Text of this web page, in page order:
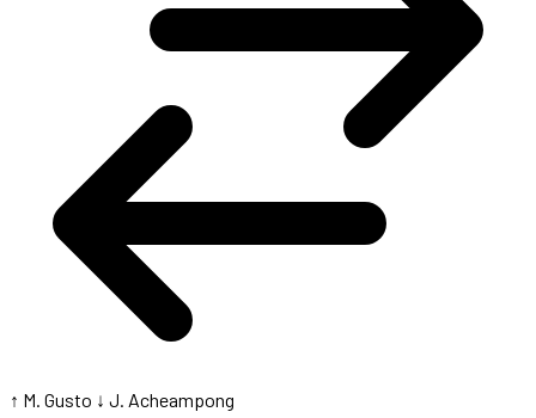
↑ M. Gusto ↓ J. Acheampong